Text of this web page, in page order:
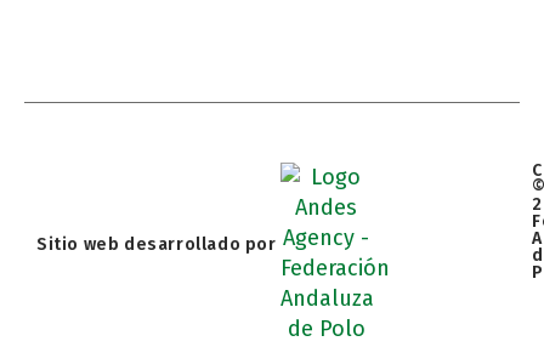
Sitio web desarrollado por